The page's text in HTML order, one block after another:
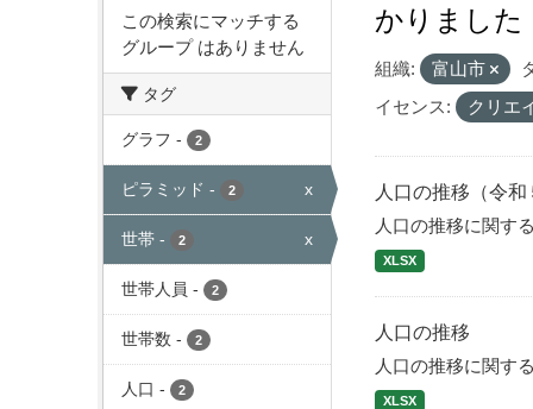
この検索にマッチする
グループ はありません
タグ
グラフ - 2
ピラミッド - 2 x
世帯 - 2 x
世帯人員 - 2
世帯数 - 2
人口 - 2
かりました
組織: 富山市
イセンス:
クリエ
人口の推移（令和
人口の推移に関す
XLSX
人口の推移
人口の推移に関す
XLSX